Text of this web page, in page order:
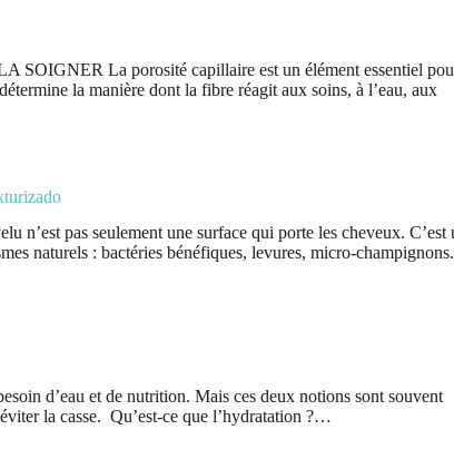
La porosité capillaire est un élément essentiel
la manière dont la fibre réagit aux soins, à l’eau, aux
n’est pas seulement une surface qui porte les cheveux. C’est
naturels : bactéries bénéfiques, levures, micro‑champignons.
d’eau et de nutrition. Mais ces deux notions sont souvent
la casse. Qu’est‑ce que l’hydratation ?…